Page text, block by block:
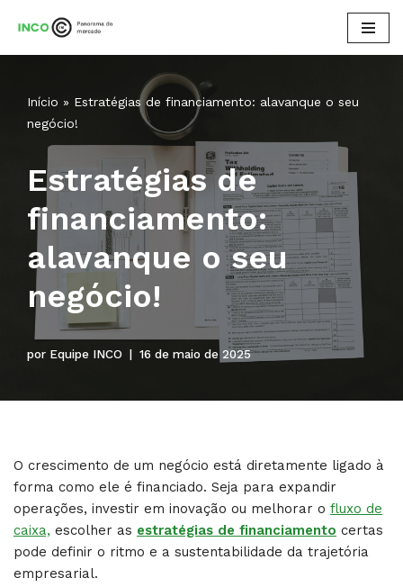
Início » Estratégias de financiamento: alavanque o seu
negócio!
Estratégias de
financiamento:
alavanque o seu
negócio!
por Equipe INCO 16 de maio de 2025
O crescimento de um negócio está diretamente ligado à
forma como ele é financiado. Seja para expandir
operações, investir em inovação ou melhorar o fluxo de
caixa, escolher as estratégias de financiamento certas
pode definir o ritmo e a sustentabilidade da trajetória
empresarial.